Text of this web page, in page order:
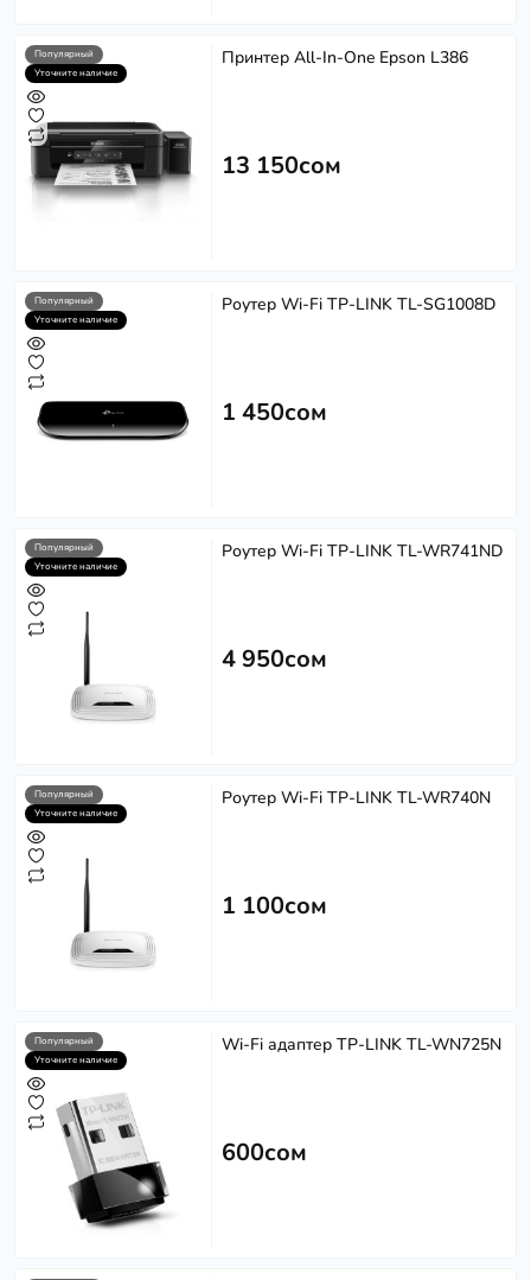
Популярный
Уточните наличие
Принтер All-In-One Epson L386
13 150сом
Популярный
Уточните наличие
Роутер Wi-Fi TP-LINK TL-SG1008D
1 450сом
Популярный
Уточните наличие
Роутер Wi-Fi TP-LINK TL-WR741ND
4 950сом
Популярный
Уточните наличие
Роутер Wi-Fi TP-LINK TL-WR740N
1 100сом
Популярный
Уточните наличие
Wi-Fi адаптер TP-LINK TL-WN725N
600сом